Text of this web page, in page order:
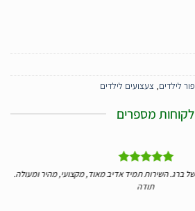
לילדים, צעצועים לילדים
לקוחות מספרים
כבר 7 שנים של ברג. השירות תמיד אדיב מאוד, מקצועי, מהיר ומעולה.
תודה